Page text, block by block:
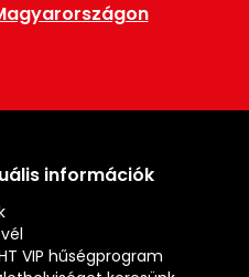
információk
VIP hűségprogram